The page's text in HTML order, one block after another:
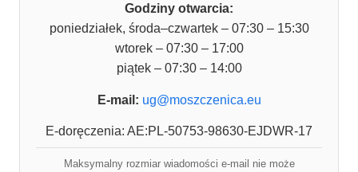
Godziny otwarcia:
poniedziałek, środa–czwartek – 07:30 – 15:30
wtorek – 07:30 – 17:00
piątek – 07:30 – 14:00
E-mail: ug@moszczenica.eu
E-doręczenia: AE:PL-50753-98630-EJDWR-17
Maksymalny rozmiar wiadomości e-mail nie może